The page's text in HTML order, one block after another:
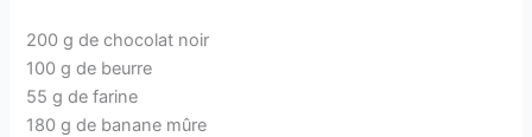
200 g de chocolat noir
100 g de beurre
55 g de farine
180 g de banane mûre